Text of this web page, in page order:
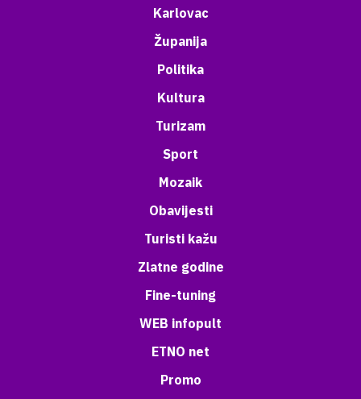
Karlovac
Županija
Politika
Kultura
Turizam
Sport
Mozaik
Obavijesti
Turisti kažu
Zlatne godine
Fine-tuning
WEB infopult
ETNO net
Promo